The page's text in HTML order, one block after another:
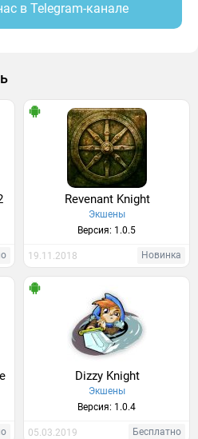
в Telegram-канале
Revenant Knight
Экшены
Версия: 1.0.5
19.11.2018 Новинка
Dizzy Knight
Экшены
Версия: 1.0.4
05.03.2019 Бесплатно